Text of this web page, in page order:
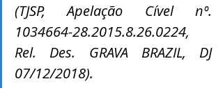
(TJSP, Apelação Cível nº.
1034664-28.2015.8.26.0224,
Rel. Des. GRAVA BRAZIL, DJ
07/12/2018).